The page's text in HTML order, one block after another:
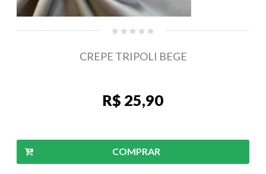
CREPE TRIPOLI BEGE
R$ 25,90
COMPRAR